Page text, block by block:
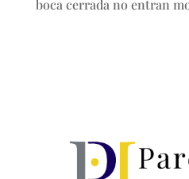
boca cerrada no entran